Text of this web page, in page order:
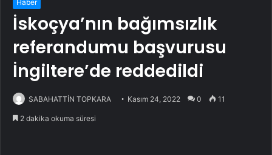
Haber
İskoçya’nın bağımsızlık
referandumu başvurusu
İ ngiltere’de reddedildi
SABAHATTİN TOPKARA Kasım 24, 2022 0 11
2 dakika okuma süresi